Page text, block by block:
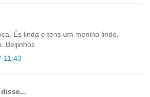
És linda e tens um menino lindo.
Beijinhos
11:43
disse...